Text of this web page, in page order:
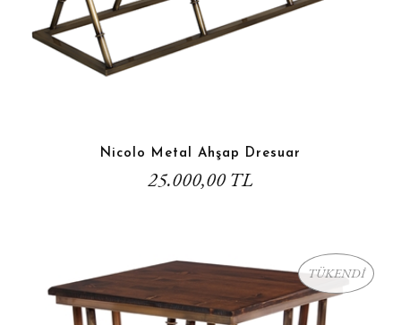
Nicolo Metal Ahşap Dresuar
25.000,00 TL
TÜKENDİ